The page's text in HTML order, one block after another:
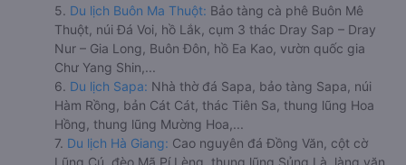
5. Du lịch Buôn Ma Thuột: Bảo tàng cà phê Buôn Mê
Thuột, núi Đá Voi, hồ Lắk, cụm 3 thác Dray Sap – Dray
Nur – Gia Long, Buôn Đôn, hồ Ea Kao, vườn quốc gia
Chư Yang Shin,...
6. Du lịch Sapa: Nhà thờ đá Sapa, bảo tàng Sapa, núi
Hàm Rồng, bản Cát Cát, thác Tiên Sa, thung lũng Hoa
Hồng, thung lũng Mường Hoa,...
7. Du lịch Hà Giang: Cao nguyên đá Đồng Văn, cột cờ
Lũng Cú, đèo Mã Pí Lèng, thung lũng Sủng Là, làng văn